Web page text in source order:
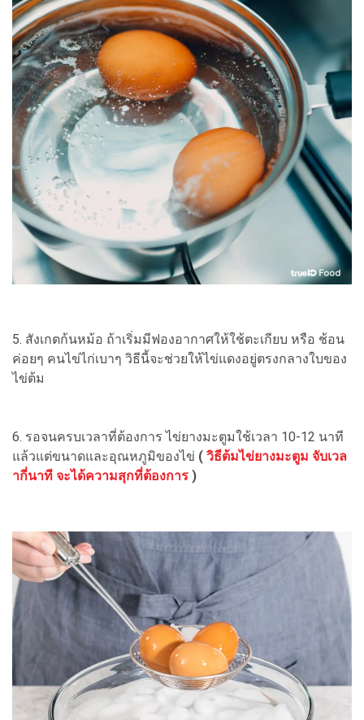
5. สังเกตก้นหม้อ ถ้าเริ่มมีฟองอากาศให้ใช้ตะเกียบ หรือ ช้อน
ค่อยๆ คนไข่ไก่เบาๆ วิธีนี้จะช่วยให้ไข่แดงอยู่ตรงกลางใบของ
ไข่ต้ม
6. รอจนครบเวลาที่ต้องการ ไข่ยางมะตูมใช้เวลา 10-12 นาที
แล้วแต่ขนาดและอุณหภูมิของไข่ ( วิธีต้มไข่ยางมะตูม จับเวล
ากี่นาที จะได้ความสุกที่ต้องการ )